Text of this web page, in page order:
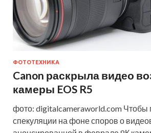
ФОТОТЕХНИКА
Canon раскрыла видео
камеры EOS R5
фото: digitalcameraworld.com Чтобы
спекуляции на фоне споров о